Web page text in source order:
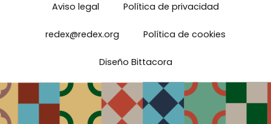
Aviso legal Política de privacidad
redex@redex.org Política de cookies
Diseño Bittacora